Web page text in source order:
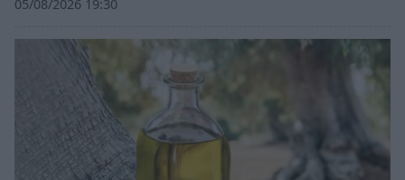
05/08/2026 19:30